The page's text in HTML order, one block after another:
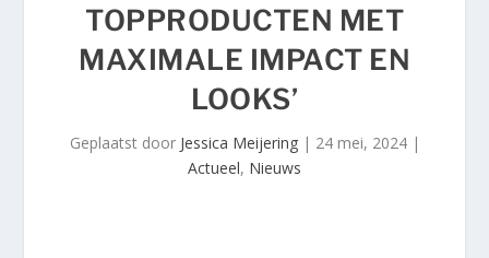
TOPPRODUCTEN MET
MAXIMALE IMPACT EN
LOOKS’
Geplaatst door Jessica Meijering| 24 mei, 2024|
Actueel, Nieuws